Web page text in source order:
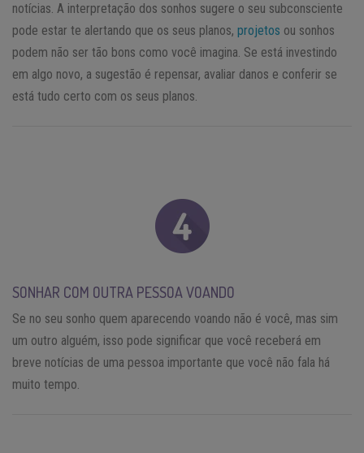
notícias. A interpretação dos sonhos sugere o seu subconsciente
pode estar te alertando que os seus planos, projetos ou sonhos
podem não ser tão bons como você imagina. Se está investindo
em algo novo, a sugestão é repensar, avaliar danos e conferir se
está tudo certo com os seus planos.
SONHAR COM OUTRA PESSOA VOANDO
Se no seu sonho quem aparecendo voando não é você, mas sim
um outro alguém, isso pode significar que você receberá em
breve notícias de uma pessoa importante que você não fala há
muito tempo.